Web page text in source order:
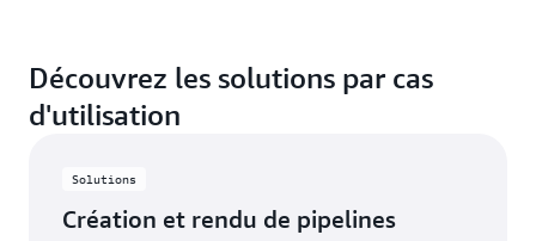
éprouvée et de fonctionnalités clés telles qu'Amazon
FSx, EFS, EC2 Spot et Autoscaling pour améliorer les
Découvrez les solutions par cas
d'utilisation
Solutions
Création et rendu de pipelines